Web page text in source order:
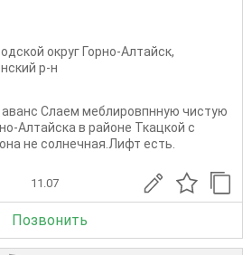
округ Горно-Алтайск,
р-н
Слаем меблировпнную чистую
Алтайска в районе Ткацкой с
не солнечная.Лифт есть.
11.07
Позвонить